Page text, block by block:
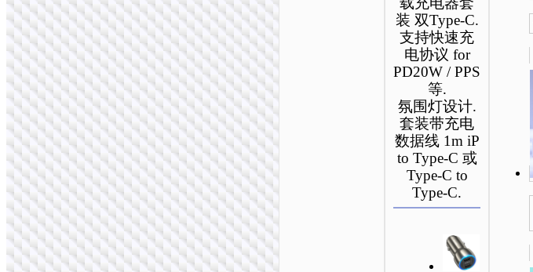
装 双Type-C.
支持快速充
电协议 for
PD20W / PPS
等.
氛围灯设计.
套装带充电
数据线 1m iP
to Type-C 或
Type-C to
Type-C.